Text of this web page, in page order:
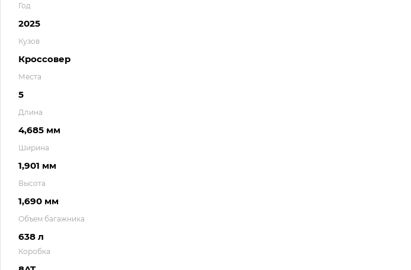
Год
2025
Кузов
Кроссовер
Места
5
Длина
4,685 мм
Ширина
1,901 мм
Высота
1,690 мм
Объем багажника
638 л
Коробка